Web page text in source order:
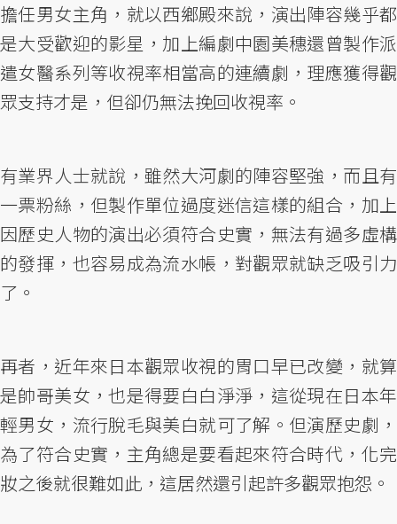
擔任男女主角，就以西鄉殿來說，演出陣容幾乎都
是大受歡迎的影星，加上編劇中園美穗還曾製作派
遣女醫系列等收視率相當高的連續劇，理應獲得觀
眾支持才是，但卻仍無法挽回收視率。
有業界人士就說，雖然大河劇的陣容堅強，而且有
一票粉絲，但製作單位過度迷信這樣的組合，加上
因歷史人物的演出必須符合史實，無法有過多虛構
的發揮，也容易成為流水帳，對觀眾就缺乏吸引力
了。
再者，近年來日本觀眾收視的胃口早已改變，就算
是帥哥美女，也是得要白白淨淨，這從現在日本年
輕男女，流行脫毛與美白就可了解。但演歷史劇，
為了符合史實，主角總是要看起來符合時代，化完
妝之後就很難如此，這居然還引起許多觀眾抱怨。